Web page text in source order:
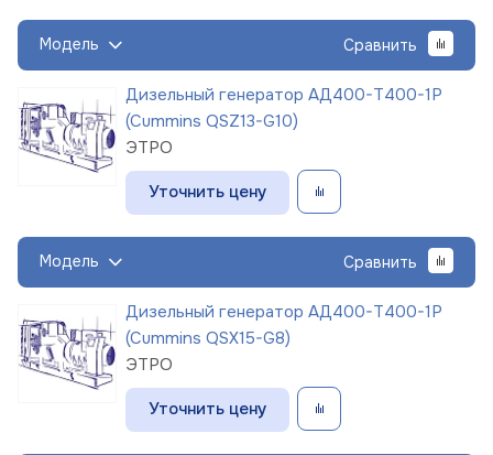
Модель Сравнить
Дизельный генератор АД400-Т400-1Р
(Cummins QSZ13-G10)
ЭТРО
Уточнить цену
Модель Сравнить
Дизельный генератор АД400-Т400-1Р
(Cummins QSX15-G8)
ЭТРО
Уточнить цену